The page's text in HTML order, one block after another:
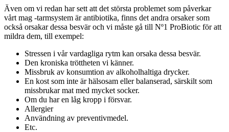
Även om vi redan har sett att det största problemet som påverkar
vårt mag -tarmsystem är antibiotika, finns det andra orsaker som
också orsakar dessa besvär och vi måste gå till Nº1 ProBiotic för att
mildra dem, till exempel:
Stressen i vår vardagliga rytm kan orsaka dessa besvär.
Den kroniska tröttheten vi känner.
Missbruk av konsumtion av alkoholhaltiga drycker.
En kost som inte är hälsosam eller balanserad, särskilt som
missbrukar mat med mycket socker.
Om du har en låg kropp i försvar.
Allergier
Användning av preventivmedel.
Etc.